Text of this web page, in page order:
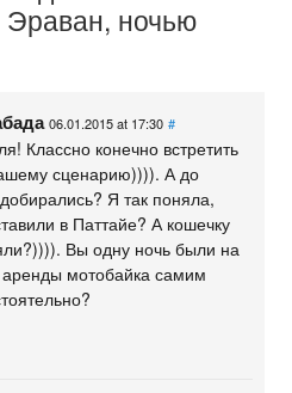
ночью
06.01.2015 at 17:30 #
Классно конечно встретить
сценарию)))). А до
Я так поняла,
в Паттайе? А кошечку
Вы одну ночь были на
мотобайка самим